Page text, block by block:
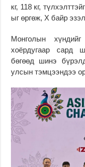
кг, 118 кг,
ыг өргөж, X байр
Монголын хүндийг
хоёрдугаар сард
бөгөөд шинэ
улсын тэмцээндээ